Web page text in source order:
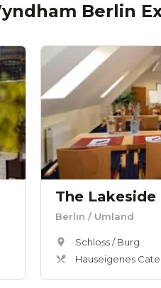
Berlin
Berlin / Umland
Schloss / Burg
Hauseigenes